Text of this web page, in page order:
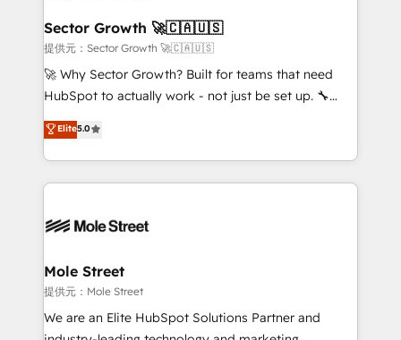
líder no ranking global de sucesso do cliente da
HubSpot.
Implementation Certified Partner and we contribute
to their advisory council. We strive to do 'good work
with good people' and have worked with incredible
brands. You can see some of them on our website,
Sector Growth 🚀🇨🇦🇺🇸
提供元：Sector Growth 🚀🇨🇦🇺🇸
🚀 Why Sector Growth? Built for teams that need
HubSpot to actually work - not just be set up. 🔧
HubSpot Experts: Onboarding, migrations,
automation, and training built for adoption. ⚡ Highly
Technical Execution: ERP, EMR and Custom
Integrations; complex builds delivered in weeks, not
workflows; automation agents; process optimization
Healthcare: HIPAA implementations; secure data
workflows 💼 Financial Services: compliant
workflows; audit-ready reporting ⚖️ Legal: client
intake; pipeline and document workflows 🛒 E-
Elite5.0
Mole Street
提供元：Mole Street
We are an Elite HubSpot Solutions Partner and